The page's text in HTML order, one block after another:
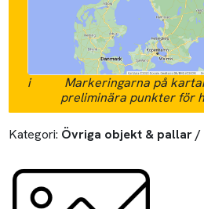
i
Markeringarna på
preliminära punkter för
Kategori: Övriga objekt & pallar